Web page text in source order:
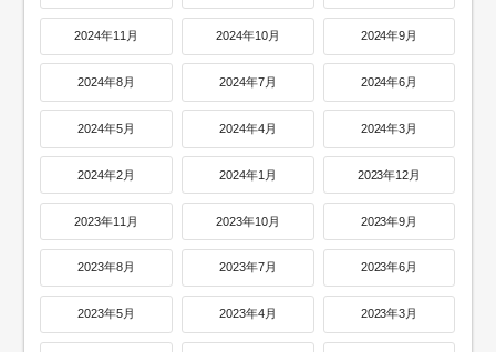
2024年11月 2024年10月 2024年9月
2024年8月 2024年7月 2024年6月
2024年5月 2024年4月 2024年3月
2024年2月 2024年1月 2023年12月
2023年11月 2023年10月 2023年9月
2023年8月 2023年7月 2023年6月
2023年5月 2023年4月 2023年3月